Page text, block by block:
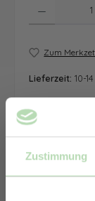
Zustimmung
Zum
Lieferzeit: 10-